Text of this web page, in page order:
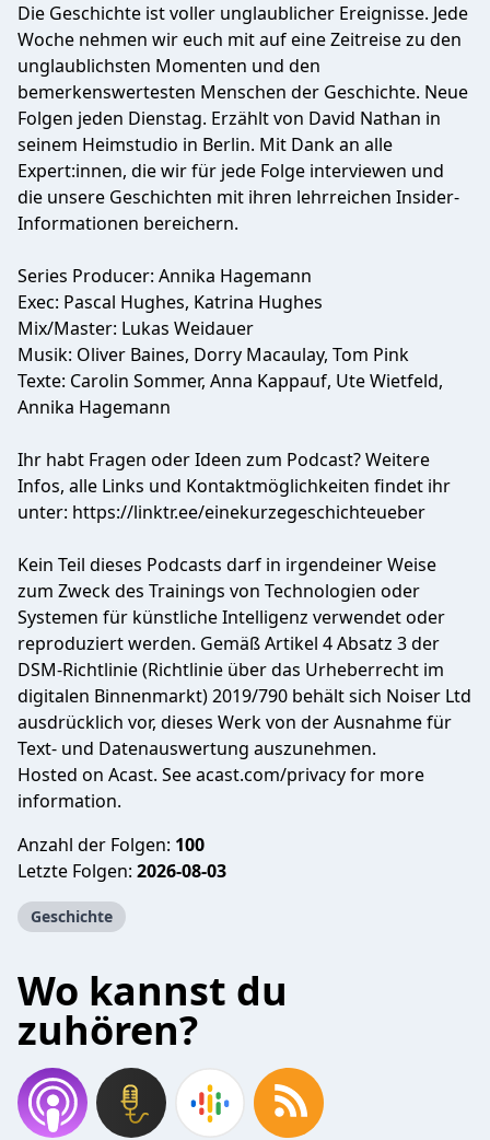
Die Geschichte ist voller unglaublicher Ereignisse. Jede
Woche nehmen wir euch mit auf eine Zeitreise zu den
unglaublichsten Momenten und den
bemerkenswertesten Menschen der Geschichte. Neue
Folgen jeden Dienstag. Erzählt von David Nathan in
seinem Heimstudio in Berlin. Mit Dank an alle
Expert:innen, die wir für jede Folge interviewen und
die unsere Geschichten mit ihren lehrreichen Insider-
Informationen bereichern.
Series Producer: Annika Hagemann
Exec: Pascal Hughes, Katrina Hughes
Mix/Master: Lukas Weidauer
Musik: Oliver Baines, Dorry Macaulay, Tom Pink
Texte: Carolin Sommer, Anna Kappauf, Ute Wietfeld,
Annika Hagemann
Ihr habt Fragen oder Ideen zum Podcast? Weitere
Infos, alle Links und Kontaktmöglichkeiten findet ihr
unter: https://linktr.ee/einekurzegeschichteueber
Kein Teil dieses Podcasts darf in irgendeiner Weise
zum Zweck des Trainings von Technologien oder
Systemen für künstliche Intelligenz verwendet oder
reproduziert werden. Gemäß Artikel 4 Absatz 3 der
DSM-Richtlinie (Richtlinie über das Urheberrecht im
digitalen Binnenmarkt) 2019/790 behält sich Noiser Ltd
ausdrücklich vor, dieses Werk von der Ausnahme für
Text- und Datenauswertung auszunehmen.
Hosted on Acast. Seeacast.com/privacyfor more
information.
Anzahl der Folgen: 100
Letzte Folgen: 2026-08-03
Geschichte
Wo kannst du
zuhören?